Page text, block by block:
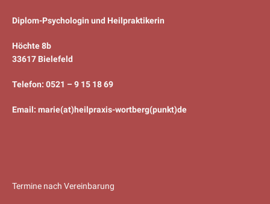
Diplom-Psychologin und Heilpraktikerin
Höchte 8b
33617 Bielefeld
Telefon: 0521 – 9 15 18 69
Email: marie(at)heilpraxis-wortberg(punkt)de
Termine nach Vereinbarung